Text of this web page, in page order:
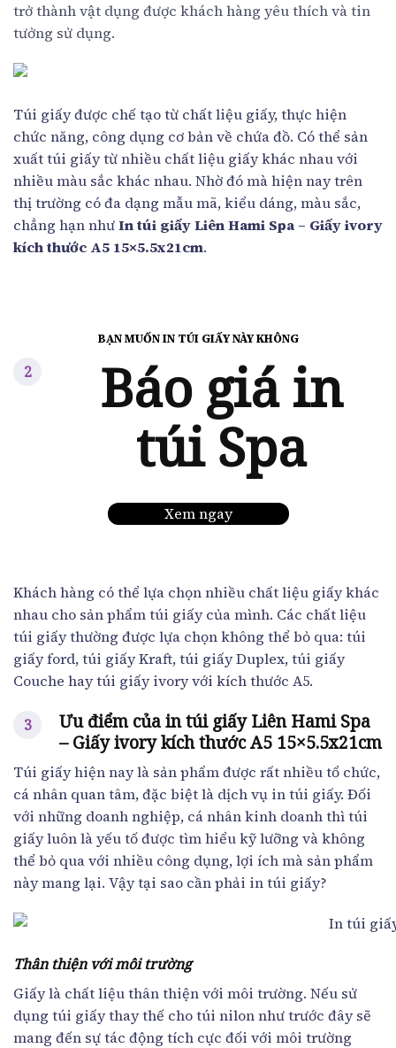
trở thành vật dụng được khách hàng yêu thích và tin
tưởng sử dụng.
Túi giấy được chế tạo từ chất liệu giấy, thực hiện
chức năng, công dụng cơ bản về chứa đồ. Có thể sản
xuất túi giấy từ nhiều chất liệu giấy khác nhau với
nhiều màu sắc khác nhau. Nhờ đó mà hiện nay trên
thị trường có đa dạng mẫu mã, kiểu dáng, màu sắc,
chẳng hạn nhưIn túi giấy Liên Hami Spa – Giấy ivory
kích thước A5 15×5.5x21cm.
BẠN MUỐN IN TÚI GIẤY NÀY KHÔNG
Báo giá in
túi Spa
Xem ngay
Khách hàng có thể lựa chọn nhiều chất liệu giấy khác
nhau cho sản phẩm túi giấy của mình. Các chất liệu
túi giấy thường được lựa chọn không thể bỏ qua: túi
giấy ford, túi giấy Kraft, túi giấy Duplex, túi giấy
Couche hay túi giấy ivory với kích thước A5.
Ưu điểm của in túi giấy Liên Hami Spa
– Giấy ivory kích thước A5 15×5.5x21cm
Túi giấy hiện nay là sản phẩm được rất nhiều tổ chức,
cá nhân quan tâm, đặc biệt là dịch vụ in túi giấy. Đối
với những doanh nghiệp, cá nhân kinh doanh thì túi
giấy luôn là yếu tố được tìm hiểu kỹ lưỡng và không
thể bỏ qua với nhiều công dụng, lợi ích mà sản phẩm
này mang lại. Vậy tại sao cần phải in túi giấy?
Thân thiện với môi trường
Giấy là chất liệu thân thiện với môi trường. Nếu sử
dụng túi giấy thay thế cho túi nilon như trước đây sẽ
mang đến sự tác động tích cực đối với môi trường